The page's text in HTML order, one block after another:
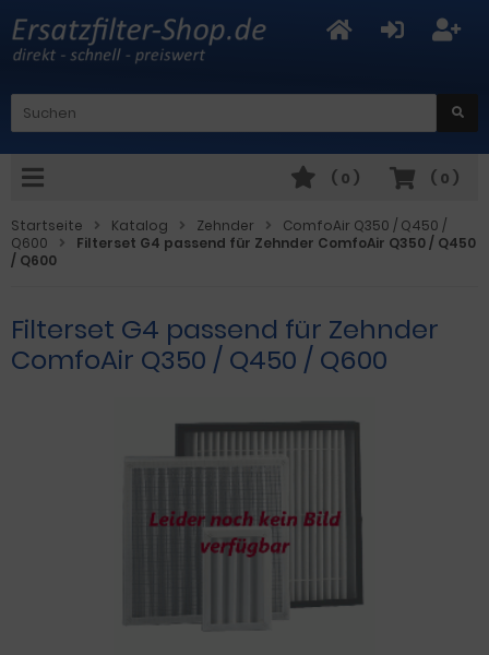
( 0 )
( 0 )
Startseite Katalog Zehnder
ComfoAir Q350 / Q450 /
Q600
Filterset G4 passend für Zehnder ComfoAir Q350 / Q450
/ Q600
Filterset G4 passend für Zehnder
ComfoAir Q350 / Q450 / Q600